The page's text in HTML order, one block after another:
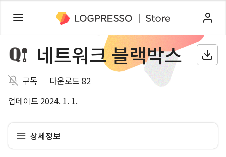
네트워크 블랙박스
구독
다운로드 82
업데이트 2024. 1. 1.
상세정보